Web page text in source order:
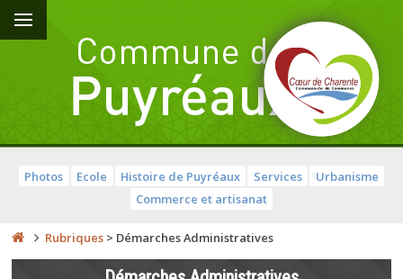
Photos Ecole Histoire de Puyréaux Services
Urbanisme
Commerce et artisanat
Rubriques > Démarches Administratives